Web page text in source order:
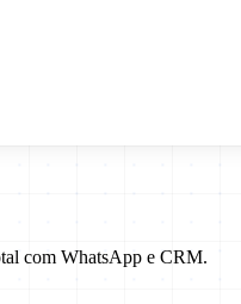
com WhatsApp e CRM.